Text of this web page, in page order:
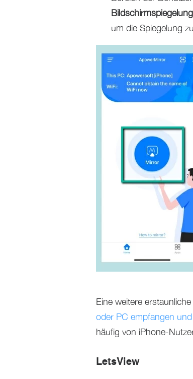
Bildschirmspiegelung
um die Spiegelung
Eine weitere
oder PC empfangen
häufig von iPhone-
LetsView